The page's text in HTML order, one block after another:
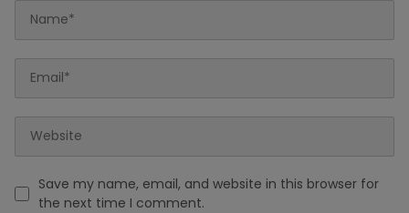
Save my name, email, and website in this browser for
the next time I comment.